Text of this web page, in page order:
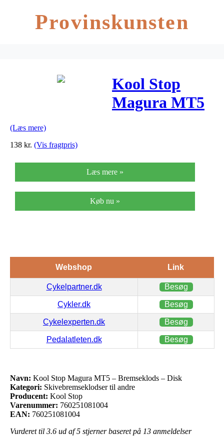
Provinskunsten
Kool Stop
Magura MT5
(Læs mere)
138 kr. (Vis fragtpris)
Læs mere »
Køb nu »
Webshop Link
Cykelpartner.dk Besøg
Cykler.dk Besøg
Cykelexperten.dk Besøg
Pedalatleten.dk Besøg
Navn: Kool Stop Magura MT5 – Bremseklods – Disk
Kategori: Skivebremseklodser til andre
Producent: Kool Stop
Varenummer: 760251081004
EAN: 760251081004
Vurderet til 3.6 ud af 5 stjerner baseret på 13 anmeldelser